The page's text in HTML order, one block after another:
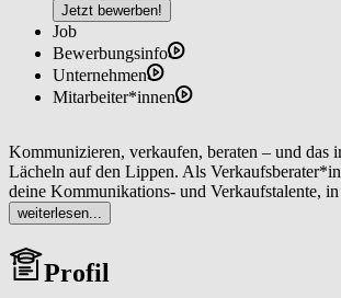
Jetzt bewerben!
Job
Bewerbungsinfo
Unternehmen
Mitarbeiter*innen
Kommunizieren, verkaufen, beraten – und das
Lächeln auf den Lippen. Als
deine Kommunikations- und Verkaufstalente,
abwechslungsreichen und angenehmen
Du arbeitest in einem Team von motivierten
die Möglichkeit, dich ständig weiterzubilden.
17,5 Wochenstunden, Montag bis Freitag
weiterlesen...
Profil